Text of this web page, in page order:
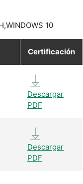
10
Certificación
Descargar
PDF
Descargar
PDF